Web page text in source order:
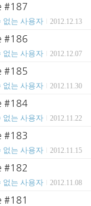
#187
없는 사용자 2012.12.13
#186
없는 사용자 2012.12.07
#185
없는 사용자 2012.11.30
#184
없는 사용자 2012.11.22
#183
없는 사용자 2012.11.15
#182
없는 사용자 2012.11.08
#181